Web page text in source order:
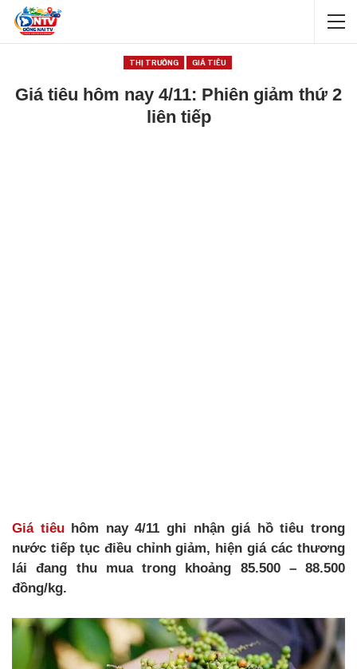
THỊ TRƯỜNG GIÁ TIÊU
Giá tiêu hôm nay 4/11: Phiên giảm thứ 2
liên tiếp
Giá tiêuhôm nay 4/11 ghi nhận giá hồ tiêu trong
nước tiếp tục điều chỉnh giảm, hiện giá các thương
lái đang thu mua trong khoảng 85.500 – 88.500
đồng/kg.